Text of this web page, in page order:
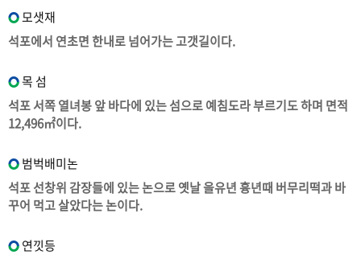
모샛재
석포에서 연초면 한내로 넘어가는 고갯길이다.
목 섬
석포 서쪽 열녀봉 앞 바다에 있는 섬으로 예침도라 부르기도 하며 면적
12,496㎡이다.
범벅배미논
석포 선창위 감장들에 있는 논으로 옛날 을유년 흉년때 버무리떡과 바
꾸어 먹고 살았다는 논이다.
연낏등